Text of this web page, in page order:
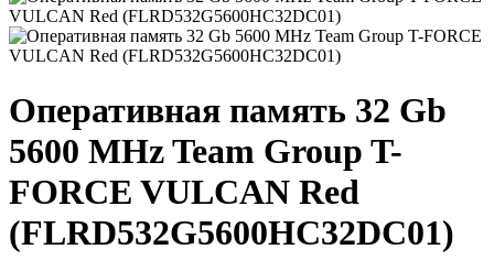
Оперативная память 32 Gb
5600 MHz Team Group T-
FORCE VULCAN Red
(FLRD532G5600HC32DC01)